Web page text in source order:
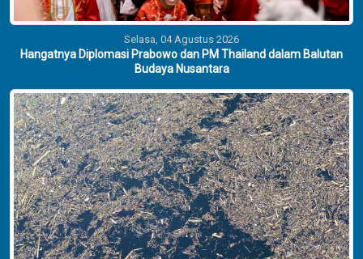
Selasa, 04 Agustus 2026
Hangatnya Diplomasi Prabowo dan PM Thailand dalam Balutan
Budaya Nusantara